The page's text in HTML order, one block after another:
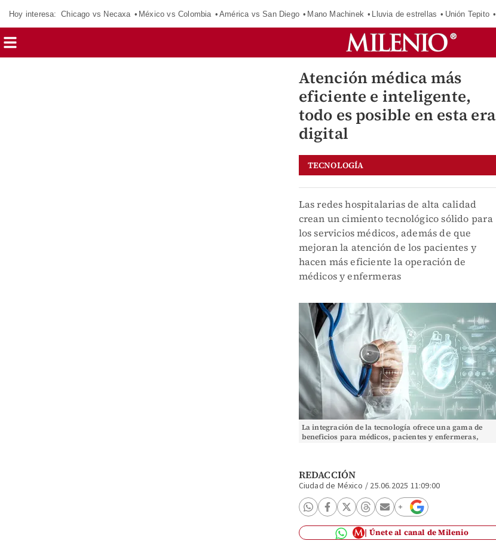
Hoy interesa: Chicago vs Necaxa México vs Colombia América vs San Diego Mano Machinek Lluvia de estrellas Unión Tepito
Atención médica más
eficiente e inteligente,
todo es posible en esta era
digital
TECNOLOGÍA
Las redes hospitalarias de alta calidad
crean un cimiento tecnológico sólido para
los servicios médicos, además de que
mejoran la atención de los pacientes y
hacen más eficiente la operación de
médicos y enfermeras
La integración de la tecnología ofrece una gama de
beneficios para médicos, pacientes y enfermeras,
REDACCIÓN
Ciudad de México / 25.06.2025 11:09:00
Únete al canal de Milenio